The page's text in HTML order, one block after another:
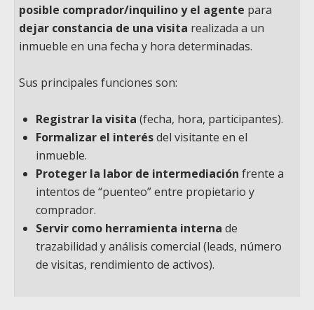
posible comprador/inquilino y el agente para
dejar constancia de una visita realizada a un
inmueble en una fecha y hora determinadas.
Sus principales funciones son:
Registrar la visita(fecha, hora, participantes).
Formalizar el interésdel visitante en el
inmueble.
Proteger la labor de intermediación frente a
intentos de “puenteo” entre propietario y
comprador.
Servir como herramienta interna de
trazabilidad y análisis comercial (leads, número
de visitas, rendimiento de activos).